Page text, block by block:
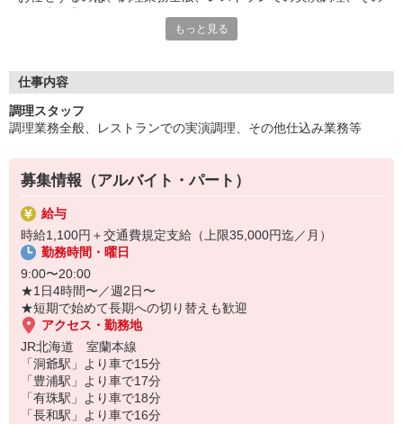
スキルの合わせた業務をお願いするので、未経験からの挑戦でも
そんな方は、ぜひご応募くださいね。
▼ポイント
◆中高年世代活躍中
1日4時間〜・週2日〜勤務OKです。
ア、皆さん歓迎！
もっと見る
仕事内容
調理スタッフ
調理業務全般、レストランでの実演調理、その他仕込み業務等
募集情報（アルバイト・パート）
給与
時給1,100円＋交通費規定支給（上限35,000円迄／月）
勤務時間・曜日
9:00〜20:00
★1日4時間〜／週2日〜
★短期で始めて長期への切り替えも歓迎
アクセス・勤務地
JR北海道 室蘭本線
「洞爺駅」より車で15分
「豊浦駅」より車で17分
「有珠駅」より車で18分
「長和駅」より車で16分